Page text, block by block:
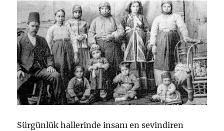
Sürgünlük hallerinde insanı en sevindiren